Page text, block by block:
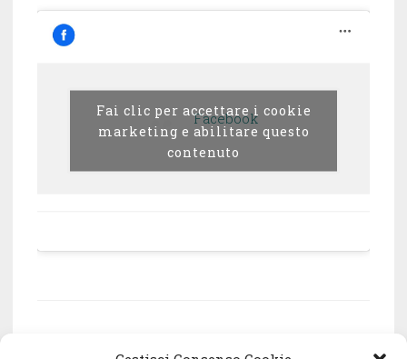
Facebook
Fai clic per accettare i cookie
marketing e abilitare questo
contenuto